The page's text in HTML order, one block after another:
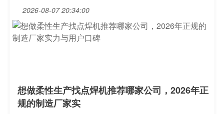
2026-08-07 20:34:00
想做柔性生产找点焊机推荐哪家公司，2026年正
规的制造厂家实